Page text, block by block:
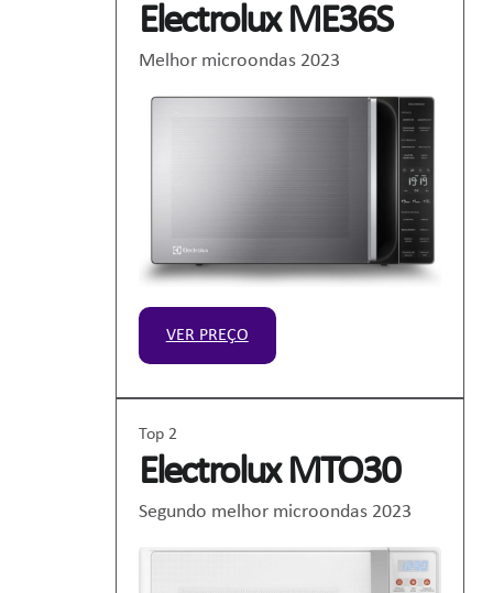
Electrolux ME36S
Melhor microondas 2023
VER PREÇO
Top 2
Electrolux MTO30
Segundo melhor microondas 2023